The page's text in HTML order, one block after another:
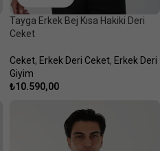
Tayga Erkek Bej Kısa Hakiki Deri
Ceket
Ceket, Erkek Deri Ceket, Erkek Deri
Giyim
₺10.590,00